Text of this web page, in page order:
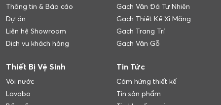
Thông tin & Báo cáo
Dự án
Liên hệ Showroom
Dịch vụ khách hàng
Gạch Vân Đá Tự Nhiên
Gạch Thiết Kế Xi Măng
Gạch Trang Trí
Gạch Vân Gỗ
Thiết Bị Vệ Sinh
Vòi nước
Lavabo
Tin Tức
Cảm hứng thiết kế
Tin sản phẩm